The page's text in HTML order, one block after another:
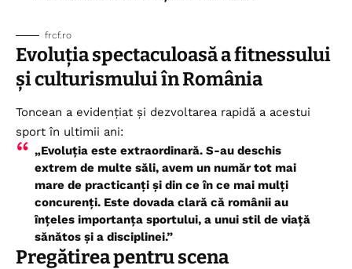
frcf.ro
Evoluția spectaculoasă a fitnessului
și culturismului în România
Toncean a evidențiat și dezvoltarea rapidă a acestui
sport în ultimii ani:
„Evoluția este extraordinară. S-au deschis
extrem de multe săli, avem un număr tot mai
mare de practicanți și din ce în ce mai mulți
concurenți. Este dovada clară că românii au
înțeles importanța sportului, a unui stil de viață
sănătos și a disciplinei.”
Pregătirea pentru scena